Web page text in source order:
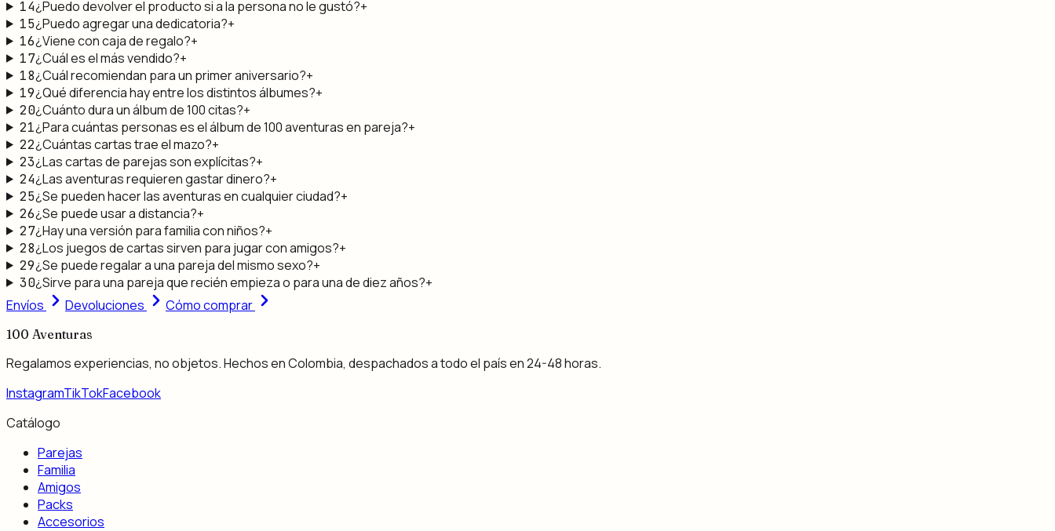
14¿Puedo devolver el producto si a la persona no le gustó?+
15¿Puedo agregar una dedicatoria?+
16¿Viene con caja de regalo?+
17¿Cuál es el más vendido?+
18¿Cuál recomiendan para un primer aniversario?+
19¿Qué diferencia hay entre los distintos álbumes?+
20¿Cuánto dura un álbum de 100 citas?+
21¿Para cuántas personas es el álbum de 100 aventuras en pareja?+
22¿Cuántas cartas trae el mazo?+
23¿Las cartas de parejas son explícitas?+
24¿Las aventuras requieren gastar dinero?+
25¿Se pueden hacer las aventuras en cualquier ciudad?+
26¿Se puede usar a distancia?+
27¿Hay una versión para familia con niños?+
28¿Los juegos de cartas sirven para jugar con amigos?+
29¿Se puede regalar a una pareja del mismo sexo?+
30¿Sirve para una pareja que recién empieza o para una de diez años?+
Envíos
Devoluciones Cómo comprar
100 Aventuras
Regalamos experiencias, no objetos. Hechos en Colombia, despachados a todo el país en 24-48 horas.
InstagramTikTokFacebook
Catálogo
Parejas
Familia
Amigos
Packs
Accesorios